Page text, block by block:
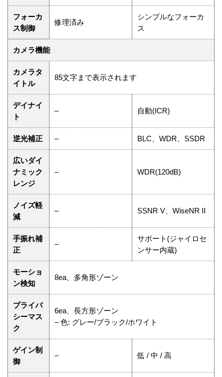
フォーカ
ス制御
修理済み
シンプルなフォーカ
ス
カメラ機能
カメラタ
イトル
85文字まで表示されます
デイナイ
ト
– 自動(ICR)
逆光補正 – BLC、WDR、SSDR
広いダイ
ナミック
レンジ
– WDR(120dB)
ノイズ軽
減
– SSNR V、WiseNR II
手振れ補
正
–
サポート(ジャイロセ
ンサー内蔵)
モーショ
ン検知
8ea、多角形ゾーン
プライバ
シーマス
ク
6ea、長方形ゾーン
– 色: グレー/ブラック/ホワイト
ゲイン制
御
– 低 / 中 / 高